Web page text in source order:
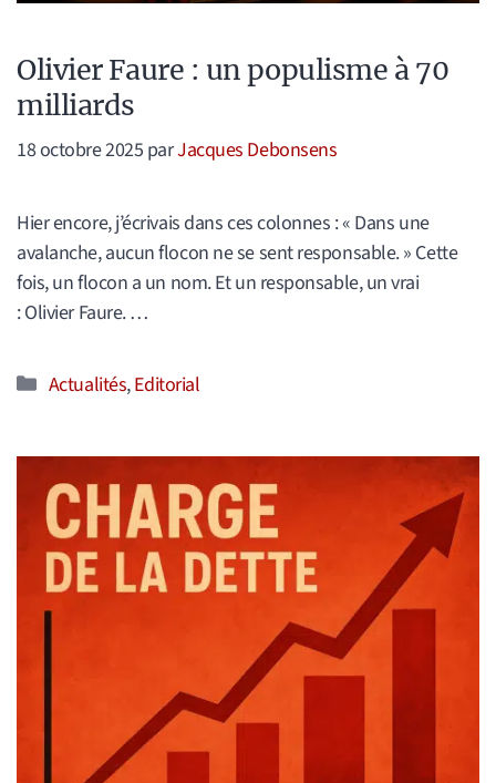
Olivier Faure : un populisme à 70
milliards
18 octobre 2025 parJacques Debonsens
Hier encore, j’écrivais dans ces colonnes : « Dans une
avalanche, aucun flocon ne se sent responsable. » Cette
fois, un flocon a un nom. Et un responsable, un vrai
: Olivier Faure. …
Catégories
Actualités,Editorial